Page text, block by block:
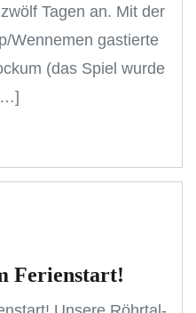
Tagen an. Mit der
Wennemen gastierte
(das Spiel wurde
Ferienstart!